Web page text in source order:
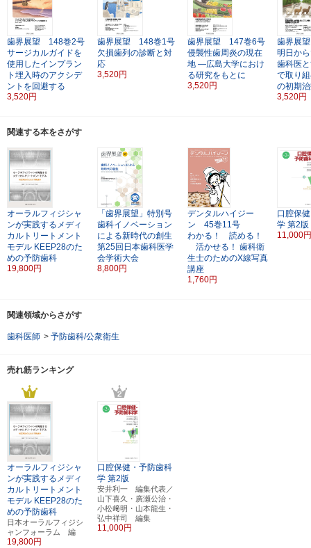
歯界展望 148巻2号
サージカルガイドを
使用したインプラン
ト埋入時のアクシデ
ントを回避する
3,520円
歯界展望 148巻1号
欠損歯列の診断と対
応
3,520円
歯界展望 147巻6号
侵襲性歯周炎の現在
地 ―広島大学におけ
る研究をもとに
3,520円
歯界展
明日か
歯科医
で取り
の初期
3,520円
関連する本をさがす
オーラルフィジシャ
ンが実践するメディ
カルトリートメント
モデル KEEP28のた
めの予防歯科
19,800円
「歯界展望」特別号
歯科イノベーション
による新時代の創生
第25回日本歯科医学
会学術大会
8,800円
デンタルハイジー
ン 45巻11号
わかる！ 読める！
活かせる！ 歯科衛
生士のためのX線写真
講座
1,760円
口腔保
学 第2版
11,000
関連領域からさがす
歯科医師 > 予防歯科/公衆衛生
売れ筋ランキング
オーラルフィジシャ
ンが実践するメディ
カルトリートメント
モデル KEEP28のた
めの予防歯科
日本オーラルフィジシ
ャンフォーラム 編
19,800円
口腔保健・予防歯科
学 第2版
安井利一 編集代表／
山下喜久・廣瀬公治・
小松﨑明・山本龍生・
弘中祥司 編集
11,000円